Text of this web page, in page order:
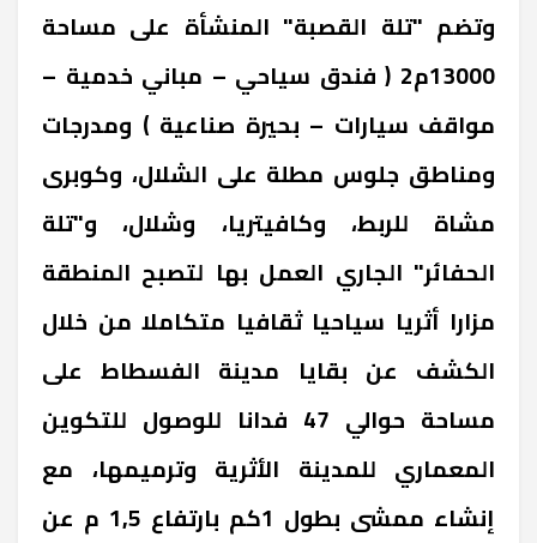
وتضم "تلة القصبة" المنشأة على مساحة
13000م2 ( فندق سياحي – مباني خدمية –
مواقف سيارات – بحيرة صناعية ) ومدرجات
ومناطق جلوس مطلة على الشلال، وكوبرى
مشاة للربط، وكافيتريا، وشلال، و"تلة
الحفائر" الجاري العمل بها لتصبح المنطقة
مزارا أثريا سياحيا ثقافيا متكاملا من خلال
الكشف عن بقايا مدينة الفسطاط على
مساحة حوالي 47 فدانا للوصول للتكوين
المعماري للمدينة الأثرية وترميمها، مع
إنشاء ممشى بطول 1كم بارتفاع 1,5 م عن